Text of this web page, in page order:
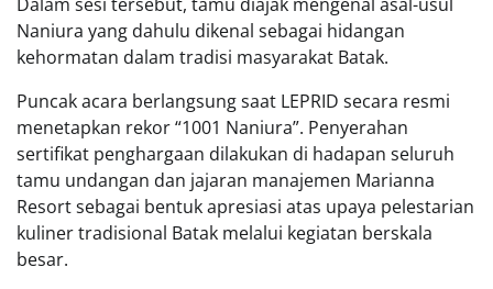
Naniura yang dahulu dikenal sebagai hidangan
kehormatan dalam tradisi masyarakat Batak.
Puncak acara berlangsung saat LEPRID secara resmi
menetapkan rekor “1001 Naniura”. Penyerahan
sertifikat penghargaan dilakukan di hadapan seluruh
tamu undangan dan jajaran manajemen Marianna
Resort sebagai bentuk apresiasi atas upaya pelestarian
kuliner tradisional Batak melalui kegiatan berskala
besar.